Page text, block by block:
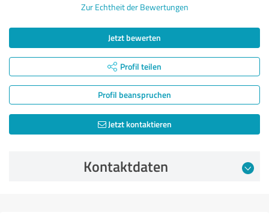
Zur Echtheit der Bewertungen
Jetzt bewerten
Profil teilen
Profil beanspruchen
Jetzt kontaktieren
Kontaktdaten